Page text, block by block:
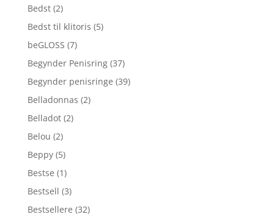
Bedst (2)
Bedst til klitoris (5)
beGLOSS (7)
Begynder Penisring (37)
Begynder penisringe (39)
Belladonnas (2)
Belladot (2)
Belou (2)
Beppy (5)
Bestse (1)
Bestsell (3)
Bestsellere (32)